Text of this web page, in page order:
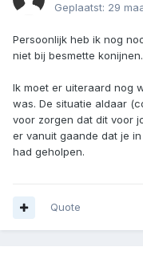
Geplaatst: 29
Persoonlijk heb ik nog
niet bij besmette konijnen.
Ik moet er uiteraard nog
was. De situatie aldaar
voor zorgen dat dit voor
er vanuit gaande dat je
had geholpen.
Quote